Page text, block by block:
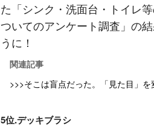
た「シンク・洗面台・トイレ
ついてのアンケート調査」の
うに！
関連記事
>>>そこは盲点だった。「見た目」
5位.デッキブラシ